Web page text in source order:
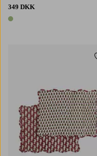
349 DKK
1 farve